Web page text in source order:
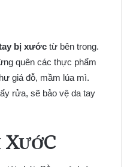
bị xước từ bên trong.
quên các thực phẩm
giá đỗ, mầm lúa mì.
rửa, sẽ bảo vệ da tay